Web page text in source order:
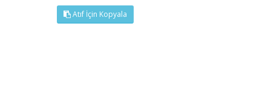
Atıf İçin Kopyala